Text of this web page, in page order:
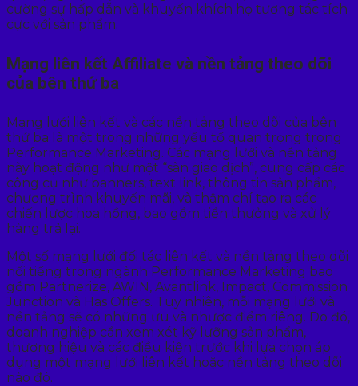
cường sự hấp dẫn và khuyến khích họ tương tác tích
cực với sản phẩm.
Mạng liên kết Affiliate và nền tảng theo dõi
của bên thứ ba
Mạng lưới liên kết và các nền tảng theo dõi của bên
thứ ba là một trong những yếu tố quan trọng trong
Performance Marketing. Các mạng lưới và nền tảng
này hoạt động như một “sàn giao dịch”, cung cấp các
công cụ như banners, text link, thông tin sản phẩm,
chương trình khuyến mãi, và thậm chí tạo ra các
chiến lược hoa hồng, bao gồm tiền thưởng và xử lý
hàng trả lại.
Một số mạng lưới đối tác liên kết và nền tảng theo dõi
nổi tiếng trong ngành Performance Marketing bao
gồm Partnerize, AWIN, Avantlink, Impact, Commission
Junction và Has Offers. Tuy nhiên, mỗi mạng lưới và
nền tảng sẽ có những ưu và nhược điểm riêng. Do đó,
doanh nghiệp cần xem xét kỹ lưỡng sản phẩm,
thương hiệu và các điều kiện trước khi lựa chọn áp
dụng một mạng lưới liên kết hoặc nền tảng theo dõi
nào đó.